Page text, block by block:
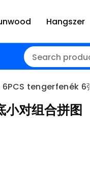
Hangszer
6PCS tengerfenék 6
对组合拼图